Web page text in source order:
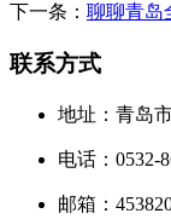
下一条： 聊聊青岛
联系方式
地址：青岛
电话：0532-
邮箱：